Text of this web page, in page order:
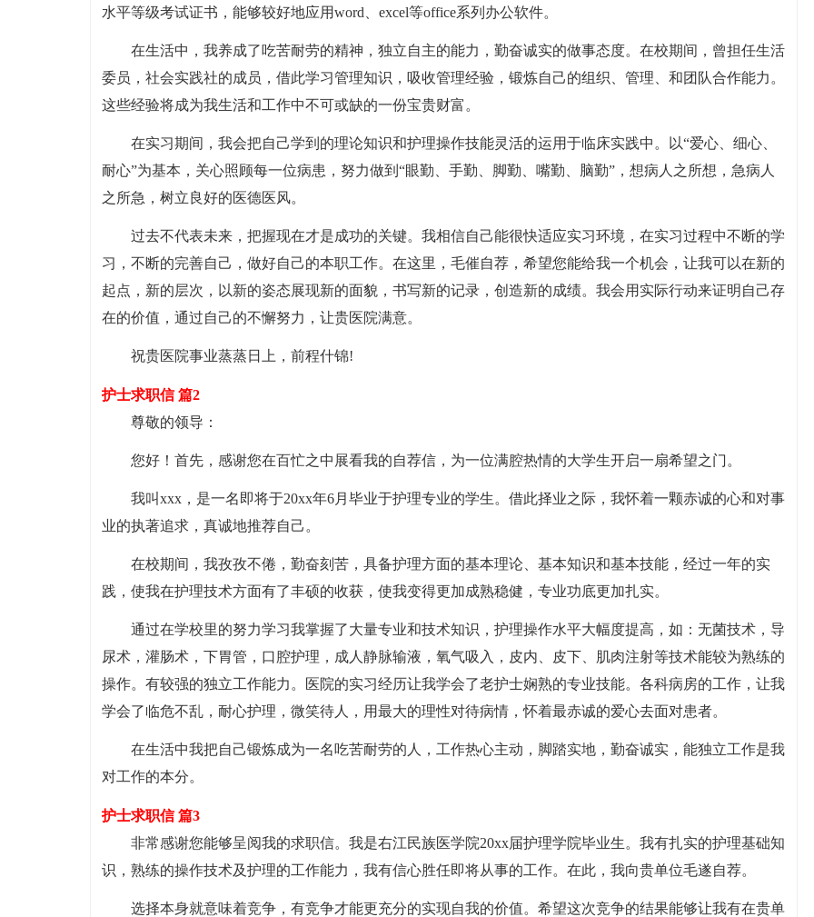
水平等级考试证书，能够较好地应用word、excel等office系列办公软件。
在生活中，我养成了吃苦耐劳的精神，独立自主的能力，勤奋诚实的做事态度。在校期间，曾担任生活
委员，社会实践社的成员，借此学习管理知识，吸收管理经验，锻炼自己的组织、管理、和团队合作能力。
这些经验将成为我生活和工作中不可或缺的一份宝贵财富。
在实习期间，我会把自己学到的理论知识和护理操作技能灵活的运用于临床实践中。以“爱心、细心、
耐心”为基本，关心照顾每一位病患，努力做到“眼勤、手勤、脚勤、嘴勤、脑勤”，想病人之所想，急病人
之所急，树立良好的医德医风。
过去不代表未来，把握现在才是成功的关键。我相信自己能很快适应实习环境，在实习过程中不断的学
习，不断的完善自己，做好自己的本职工作。在这里，毛催自荐，希望您能给我一个机会，让我可以在新的
起点，新的层次，以新的姿态展现新的面貌，书写新的记录，创造新的成绩。我会用实际行动来证明自己存
在的价值，通过自己的不懈努力，让贵医院满意。
祝贵医院事业蒸蒸日上，前程什锦!
护士求职信 篇2
尊敬的领导：
您好！首先，感谢您在百忙之中展看我的自荐信，为一位满腔热情的大学生开启一扇希望之门。
我叫xxx，是一名即将于20xx年6月毕业于护理专业的学生。借此择业之际，我怀着一颗赤诚的心和对事
业的执著追求，真诚地推荐自己。
在校期间，我孜孜不倦，勤奋刻苦，具备护理方面的基本理论、基本知识和基本技能，经过一年的实
践，使我在护理技术方面有了丰硕的收获，使我变得更加成熟稳健，专业功底更加扎实。
通过在学校里的努力学习我掌握了大量专业和技术知识，护理操作水平大幅度提高，如：无菌技术，导
尿术，灌肠术，下胃管，口腔护理，成人静脉输液，氧气吸入，皮内、皮下、肌肉注射等技术能较为熟练的
操作。有较强的独立工作能力。医院的实习经历让我学会了老护士娴熟的专业技能。各科病房的工作，让我
学会了临危不乱，耐心护理，微笑待人，用最大的理性对待病情，怀着最赤诚的爱心去面对患者。
在生活中我把自己锻炼成为一名吃苦耐劳的人，工作热心主动，脚踏实地，勤奋诚实，能独立工作是我
对工作的本分。
护士求职信 篇3
非常感谢您能够呈阅我的求职信。我是右江民族医学院20xx届护理学院毕业生。我有扎实的护理基础知
识，熟练的操作技术及护理的工作能力，我有信心胜任即将从事的工作。在此，我向贵单位毛遂自荐。
选择本身就意味着竞争，有竞争才能更充分的实现自我的价值。希望这次竞争的结果能够让我有在贵单